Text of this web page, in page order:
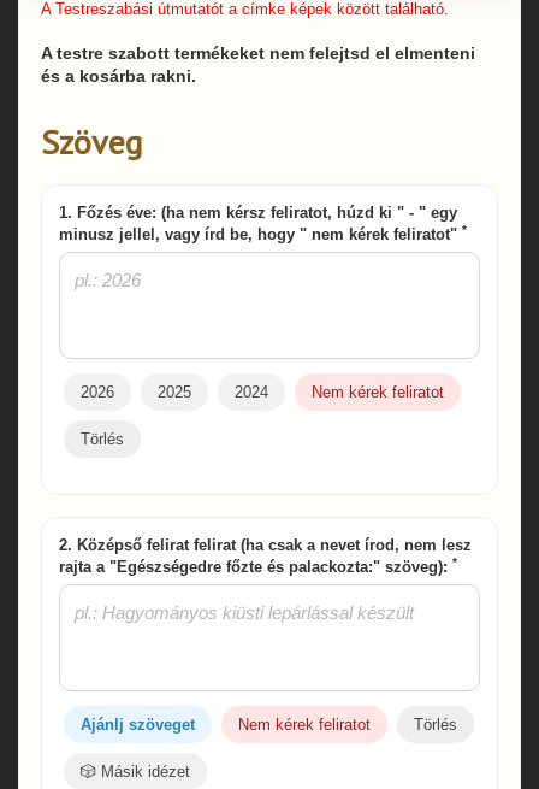
A Testreszabási útmutatót a címke képek között található.
A testre szabott termékeket nem felejtsd el elmenteni
és a kosárba rakni.
Szöveg
1. Főzés éve: (ha nem kérsz feliratot, húzd ki " - " egy
minusz jellel, vagy írd be, hogy " nem kérek feliratot" *
2026 2025 2024 Nem kérek feliratot
Törlés
2. Középső felirat felirat (ha csak a nevet írod, nem lesz
rajta a "Egészségedre főzte és palackozta:" szöveg): *
Ajánlj szöveget Nem kérek feliratot Törlés
🎲 Másik idézet